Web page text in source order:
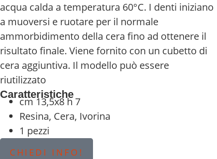
acqua calda a temperatura 60°C. I denti iniziano
a muoversi e ruotare per il normale
ammorbidimento della cera fino ad ottenere il
risultato finale. Viene fornito con un cubetto di
cera aggiuntiva. Il modello può essere
riutilizzato
Caratteristiche
cm 13,5x8 h 7
Resina, Cera, Ivorina
1 pezzi
CHIEDI INFO!